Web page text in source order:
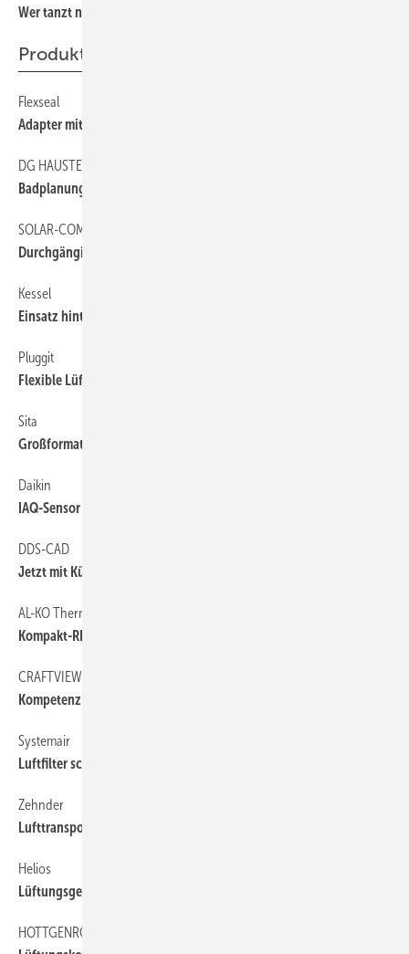
Wer tanzt nach wessen Pfeife?
Produkte
Flexseal
Adapter mit neuen Nennweiten
DG HAUSTECHNIK
Badplanungsdaten aus „einer Hand“
SOLAR-COMPUTER
Durchgängig planen
Kessel
Einsatz hinter Fettabscheidern
Pluggit
Flexible Lüftungsgeräte
Sita
Großformatiger Drainagerost
Daikin
IAQ-Sensor überwacht 15 Parameter
DDS-CAD
Jetzt mit Kühllastmodul
AL-KO Therm
Kompakt-RLT-Gerät für Schullüftung
CRAFTVIEW SOFTWARE
Kompetenz gebündelt
Systemair
Luftfilter schaltet Viren aus
Zehnder
Lufttransport ohne Verluste
Helios
Lüftungsgerät mit 250 m³/h
HOTTGENROTH